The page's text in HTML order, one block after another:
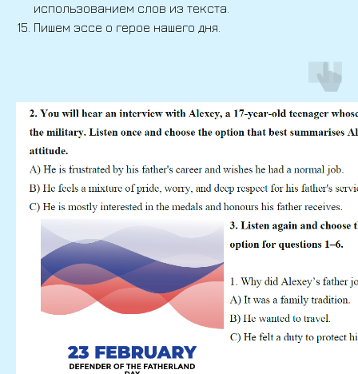
использованием слов из текста.
Пишем эссе о герое нашего дня.